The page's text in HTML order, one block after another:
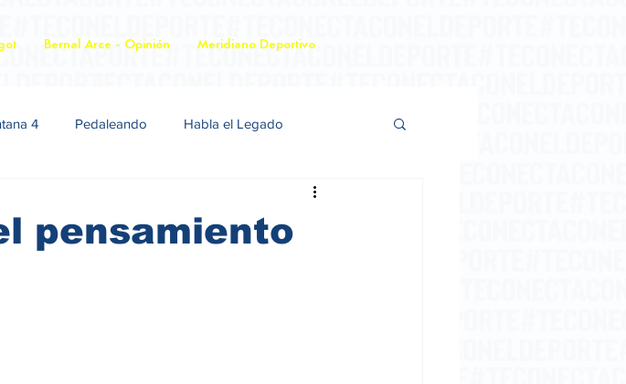
Bernal Arce - Opinión Meridiano Deportivo
4 Pedaleando Habla el Legado
pensamiento